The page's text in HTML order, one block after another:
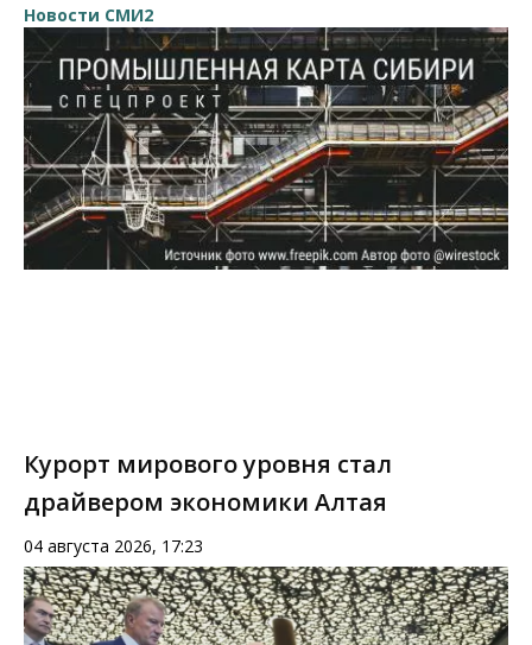
Новости СМИ2
Курорт мирового уровня стал
драйвером экономики Алтая
04 августа 2026, 17:23